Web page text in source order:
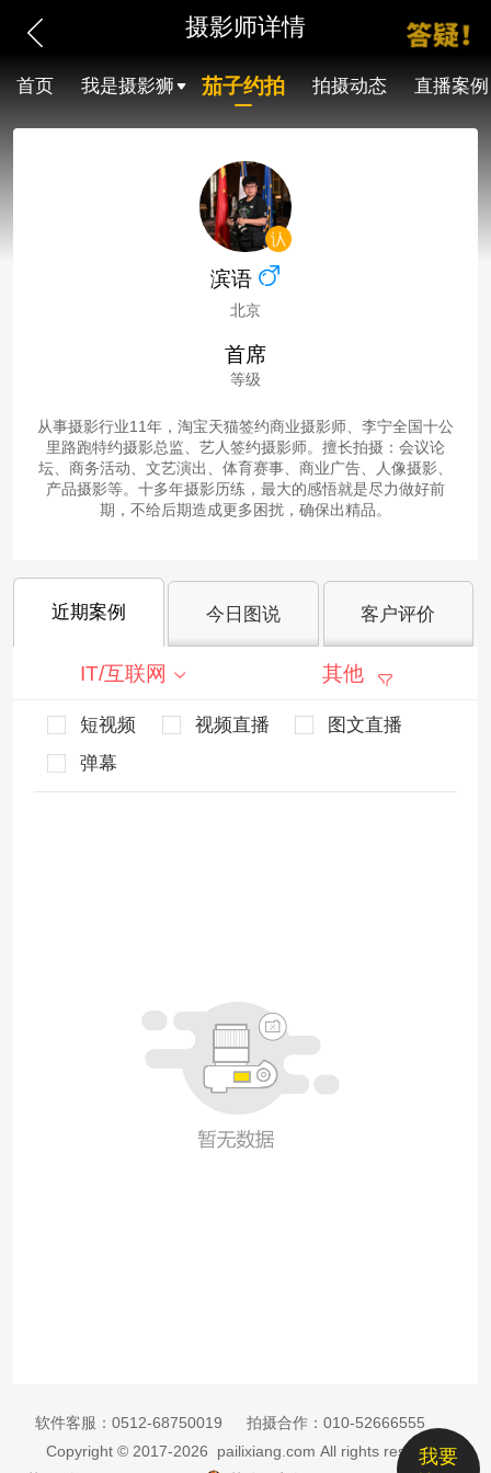
摄影师详情
首页 我是摄影狮 茄子约拍 拍摄动态 直播案例
滨语
北京
首席
等级
从事摄影行业11年，淘宝天猫签约商业摄影师、李宁全国十公
里路跑特约摄影总监、艺人签约摄影师。擅长拍摄：会议论
坛、商务活动、文艺演出、体育赛事、商业广告、人像摄影、
产品摄影等。十多年摄影历练，最大的感悟就是尽力做好前
期，不给后期造成更多困扰，确保出精品。
近期案例 今日图说 客户评价
IT/互联网 其他
短视频 视频直播
图文直播
弹幕
我要
软件客服： 0512-68750019 拍摄合作： 010-52666555
Copyright © 2017-2026 pailixiang.com All rights reserved